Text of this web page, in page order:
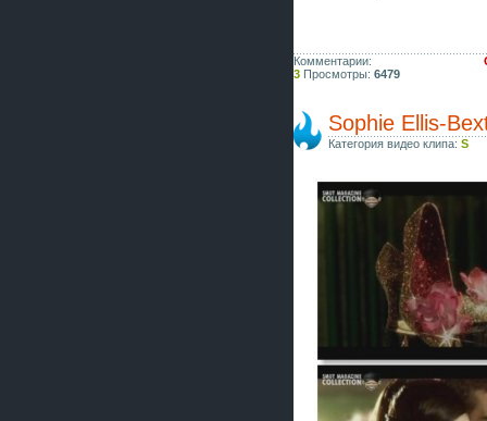
Комментарии:
3 Просмотры: 6479
Sophie Ellis-
Категория видео клипа: S